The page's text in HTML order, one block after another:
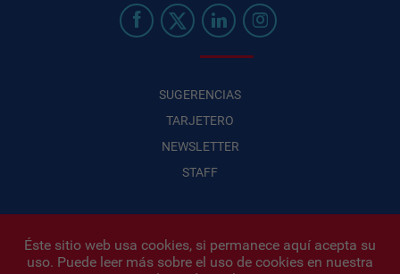
SUGERENCIAS
TARJETERO
NEWSLETTER
STAFF
Infonegocios 2026| INFONEGOCIOS S.A. · CUIT: 30710438486 |
Éste sitio web usa cookies, si permanece aquí acepta su
uso. Puede leer más sobre el uso de cookies en nuestra